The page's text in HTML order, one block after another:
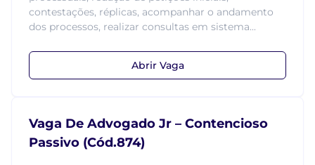
contestações, réplicas, acompanhar o andamento
dos processos, realizar consultas em sistema...
Abrir Vaga
Vaga De Advogado Jr – Contencioso
Passivo (Cód.874)